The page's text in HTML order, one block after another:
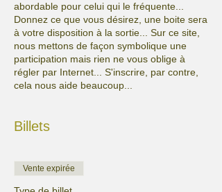
abordable pour celui qui le fréquente...
Donnez ce que vous désirez, une boite sera
à votre disposition à la sortie... Sur ce site,
nous mettons de façon symbolique une
participation mais rien ne vous oblige à
régler par Internet... S'inscrire, par contre,
cela nous aide beaucoup...
Billets
Vente expirée